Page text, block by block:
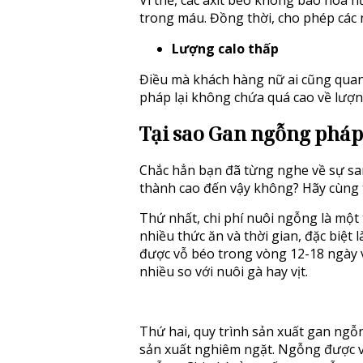
trong máu. Đồng thời, cho phép các
Lượng calo thấp
Điều mà khách hàng nữ ai cũng
pháp lại không chứa quá cao về
Tại sao Gan ngỗng
Chắc hẳn bạn đã từng nghe về sự
thành cao đến vậy không? Hãy
Thứ nhất, chi phí nuôi ngỗng là
nhiều thức ăn và thời gian, đặc
được vỗ béo trong vòng 12-18
nhiều so với nuôi gà hay vịt.
Thứ hai, quy trình sản xuất gan
sản xuất nghiêm ngặt. Ngỗng được